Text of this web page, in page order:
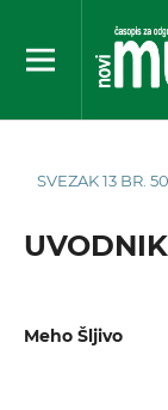
SVEZAK 13 BR.
UVODNIK
Meho Šljivo